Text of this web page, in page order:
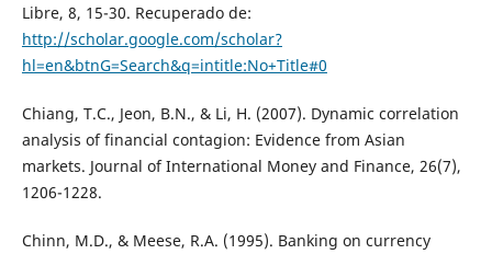
Libre, 8, 15-30. Recuperado de:
http://scholar.google.com/scholar?
hl=en&btnG=Search&q=intitle:No+Title#0
Chiang, T.C., Jeon, B.N., & Li, H. (2007). Dynamic correlation
analysis of financial contagion: Evidence from Asian
markets. Journal of International Money and Finance, 26(7),
1206-1228.
Chinn, M.D., & Meese, R.A. (1995). Banking on currency